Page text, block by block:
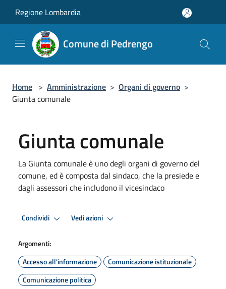
Regione Lombardia
Comune di Pedrengo
Home > Amministrazione > Organi di governo >
Giunta comunale
Giunta comunale
La Giunta comunale è uno degli organi di governo del
comune, ed è composta dal sindaco, che la presiede e
dagli assessori che includono il vicesindaco
Condividi Vedi azioni
Argomenti:
Accesso all'informazione
Comunicazione istituzionale
Comunicazione politica